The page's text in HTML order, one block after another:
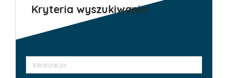
Kryteria wyszukiwania